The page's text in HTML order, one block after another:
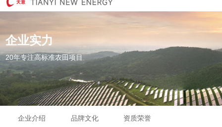
企业实力
20年专注高标准农田项目
企业介绍 品牌文化 资质荣誉